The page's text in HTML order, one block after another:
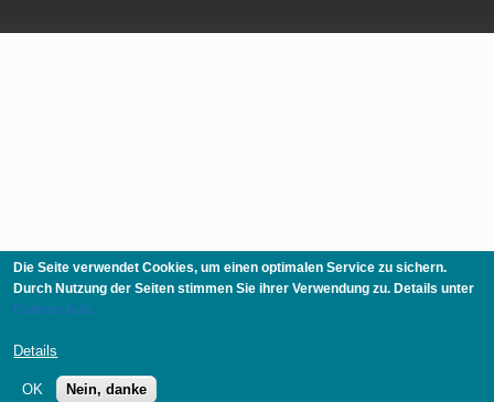
Die Seite verwendet Cookies, um einen optimalen Service zu sichern.
Durch Nutzung der Seiten stimmen Sie ihrer Verwendung zu. Details unter
Datenschutz.
Details
OK Nein, danke